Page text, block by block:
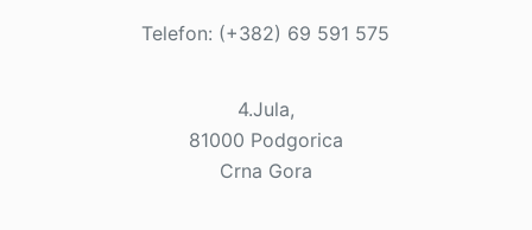
Telefon: (+382) 69 591 575
4.Jula,
81000 Podgorica
Crna Gora